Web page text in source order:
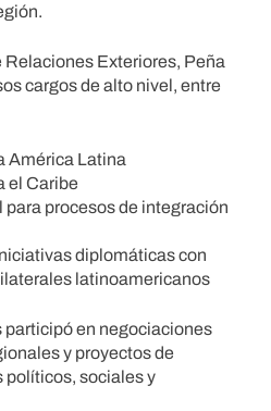
Exteriores, Peña
cargos de alto nivel, entre
América Latina
el Caribe
para procesos de integración
diplomáticas con
latinoamericanos
en negociaciones
y proyectos de
políticos, sociales y